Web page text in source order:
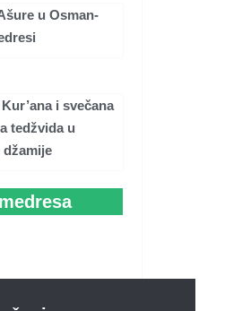
u Osman-
i svečana
tedžvida u
džamije